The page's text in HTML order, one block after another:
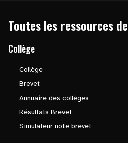
Toutes les ressources de
Collège
Collège
Brevet
Annuaire des collèges
Résultats Brevet
Simulateur note brevet